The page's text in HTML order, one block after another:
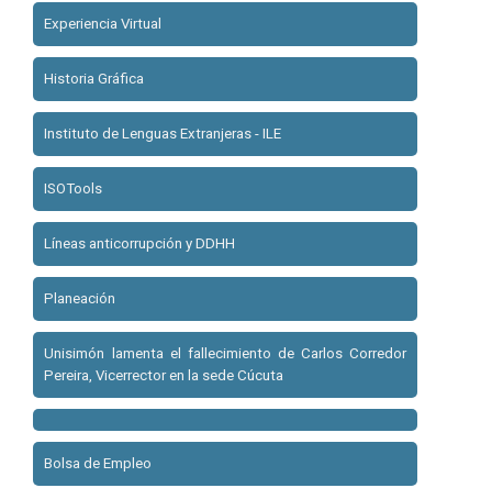
Experiencia Virtual
Historia Gráfica
Instituto de Lenguas Extranjeras - ILE
ISOTools
Líneas anticorrupción y DDHH
Planeación
Unisimón lamenta el fallecimiento de Carlos Corredor
Pereira, Vicerrector en la sede Cúcuta
Bolsa de Empleo